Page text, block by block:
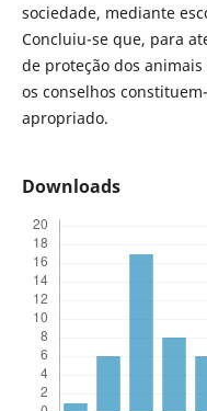
sociedade, mediante
Concluiu-se que, para
de proteção dos
os conselhos
apropriado.
Downloads